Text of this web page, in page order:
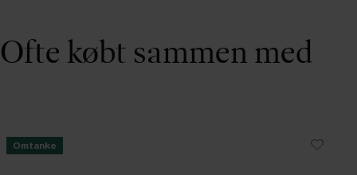
Ofte købt sammen med
Omtanke